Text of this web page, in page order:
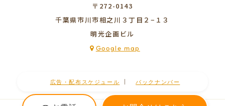
広告・配布スケジュール ｜ バックナンバー
〒272-0143
千葉県市川市相之川３丁目２−１３
明光企画ビル
Google map